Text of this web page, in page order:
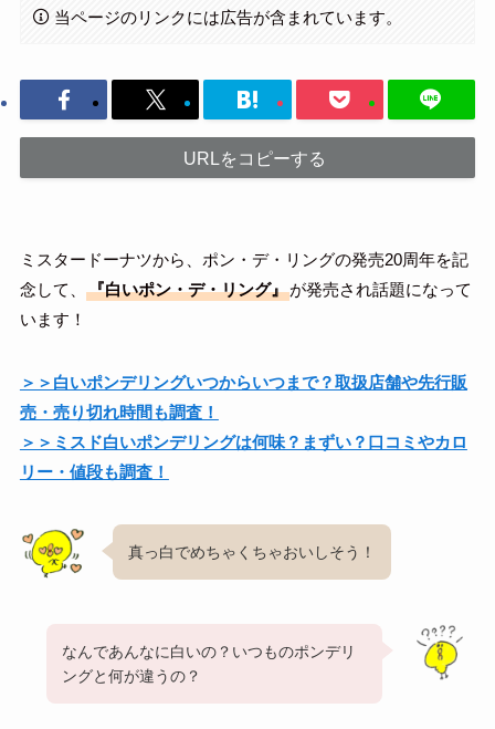
当ページのリンクには広告が含まれています。
URLをコピーする
ミスタードーナツから、ポン・デ・リングの発売20周年を記
念して、
『白いポン・デ・リング』が発売され話題になって
います！
＞＞白いポンデリングいつからいつまで？取扱店舗や先行販
売・売り切れ時間も調査！
＞＞ミスド白いポンデリングは何味？まずい？口コミやカロ
リー・値段も調査！
真っ白でめちゃくちゃおいしそう！
なんであんなに白いの？いつものポンデリ
ングと何が違うの？